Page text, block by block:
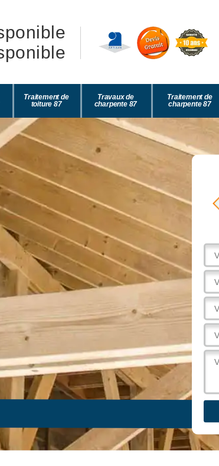
Traitement de
toiture 87
Travaux de
charpente 87
Traitement de
charpente 87